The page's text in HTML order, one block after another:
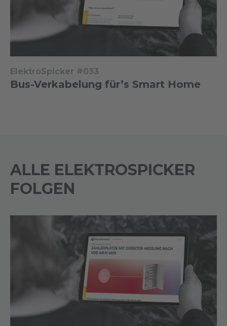
ElektroSpicker #033
Bus-Verkabelung für’s Smart Home
ALLE ELEKTROSPICKER
FOLGEN